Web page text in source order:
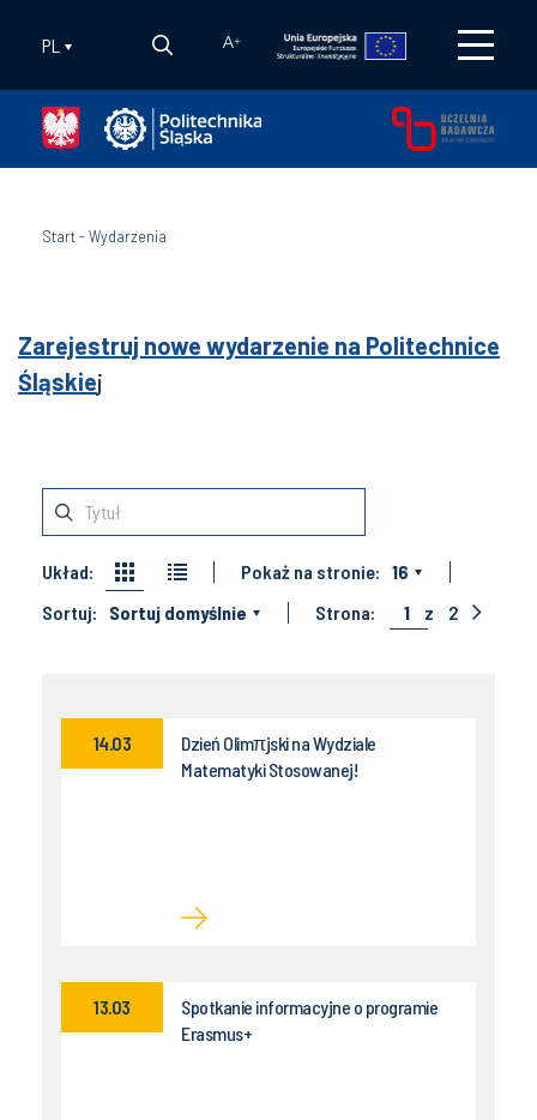
PL A+
Start-Wydarzenia
Zarejestruj nowe wydarzenie na Politechnice
Śląskiej
Układ: Pokaż na stronie: 16
Sortuj:
Sortuj domyślnie Strona: 1 z 2
Dzień Olimπjski na Wydziale
Matematyki Stosowanej!
14.03
Spotkanie informacyjne o programie
Erasmus+
13.03